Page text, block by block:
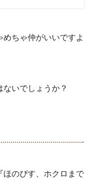
ちゃ仲がいいですよ
いでしょうか？
ほのぴす、ホクロまで